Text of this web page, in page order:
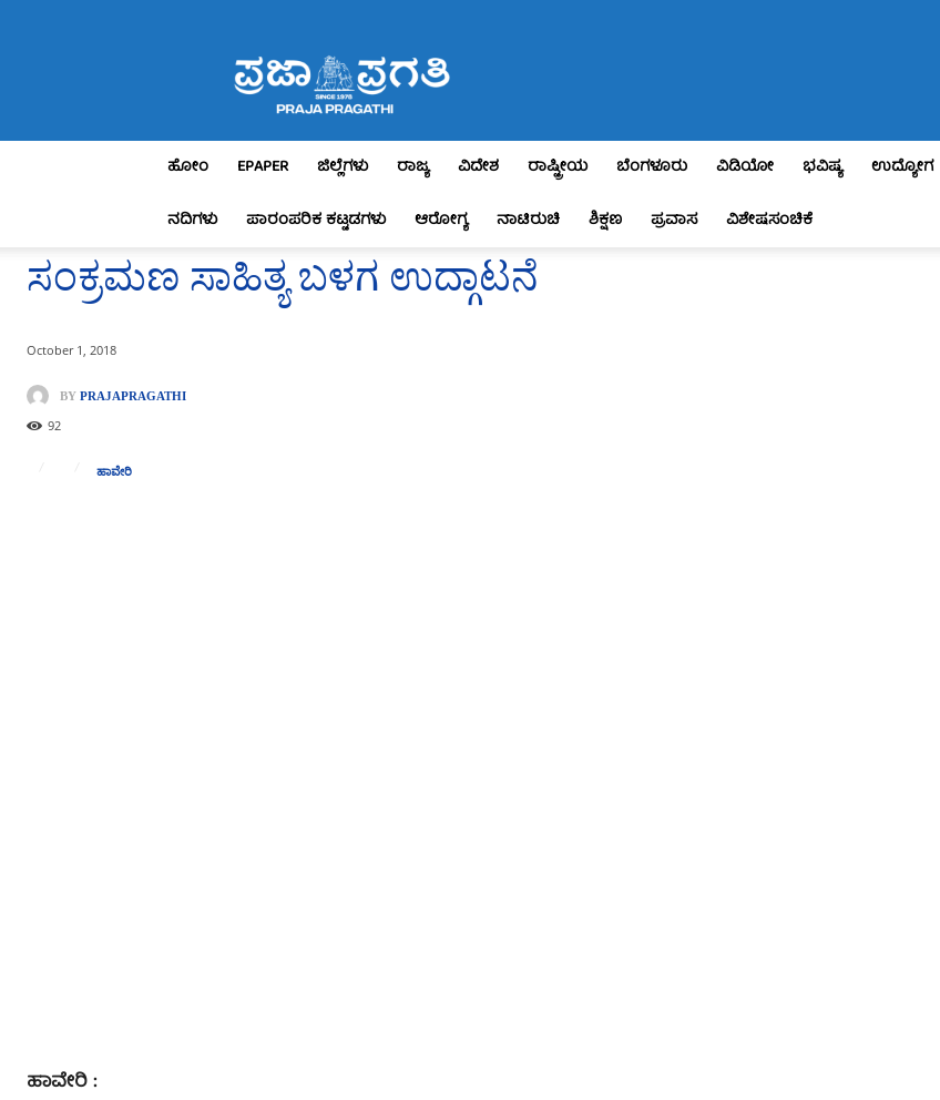
Pragathi
ಹೋಂ EPAPER ಜಿಲ್ಲೆಗಳು ರಾಜ್ಯ ವಿದೇಶ ರಾಷ್ಟ್ರೀಯ ಬೆಂಗಳೂರು ವಿಡಿಯೋ ಭವಿಷ್ಯ ಉದ್ಯೋಗ
ನದಿಗಳು
ಪಾರಂಪರಿಕ ಕಟ್ಟಡಗಳು ಆರೋಗ್ಯ ನಾಟಿರುಚಿ ಶಿಕ್ಷಣ ಪ್ರವಾಸ ವಿಶೇಷಸಂಚಿಕೆ
ಸಂಕ್ರಮಣ ಸಾಹಿತ್ಯ ಬಳಗ ಉದ್ಗಾಟನೆ
October 1, 2018
BY PRAJAPRAGATHI
92
ಹಾವೇರಿ
ಹಾವೇರಿ :